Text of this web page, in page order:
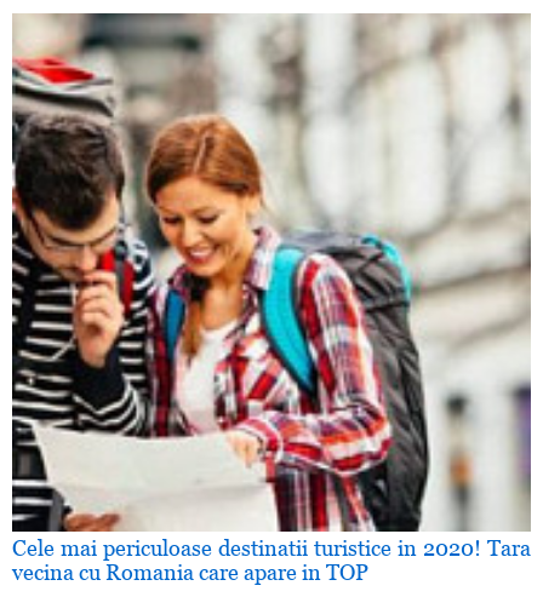
Cele mai periculoase destinatii turistice in 2020! Tara
vecina cu Romania care apare in TOP